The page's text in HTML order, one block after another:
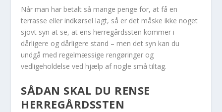
Når man har betalt så mange penge for, at få en
terrasse eller indkørsel lagt, så er det måske ikke noget
sjovt syn at se, at ens herregårdssten kommer i
dårligere og dårligere stand – men det syn kan du
undgå med regelmæssige rengøringer og
vedligeholdelse ved hjælp af nogle små tiltag.
SÅDAN SKAL DU RENSE
HERREGÅRDSSTEN